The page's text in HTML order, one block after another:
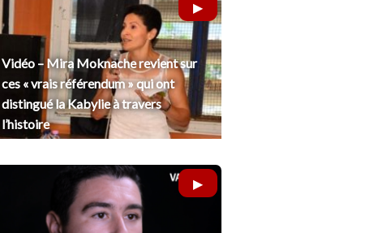
Vidéo – Mira Moknache revient sur
ces « vrais référendum » qui ont
distingué la Kabylie à travers
l’histoire